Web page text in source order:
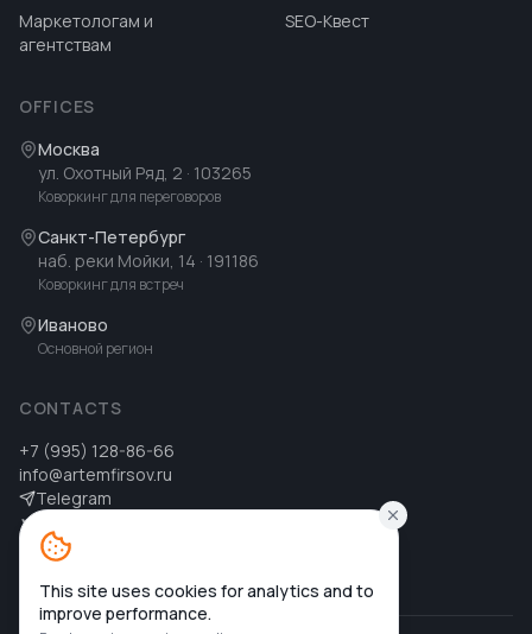
Маркетологам и
агентствам
SEO-Квест
OFFICES
Москва
ул. Охотный Ряд, 2 · 103265
Коворкинг для переговоров
Санкт-Петербург
наб. реки Мойки, 14 · 191186
Коворкинг для встреч
Иваново
Основной регион
CONTACTS
+7 (995) 128-86-66
info@artemfirsov.ru
Telegram
MAX MAX
This site uses cookies for analytics and to
improve performance.